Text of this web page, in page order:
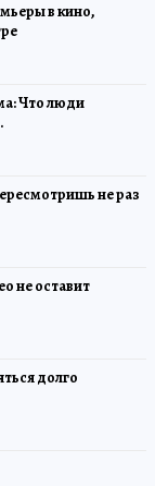
в кино,
Что люди
не раз
не оставит
долго